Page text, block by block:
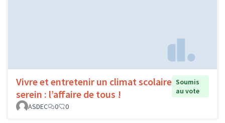
Vivre et entretenir un climat scolaire
serein : l’affaire de tous !
Soumis
au vote
ASDEC
0 0